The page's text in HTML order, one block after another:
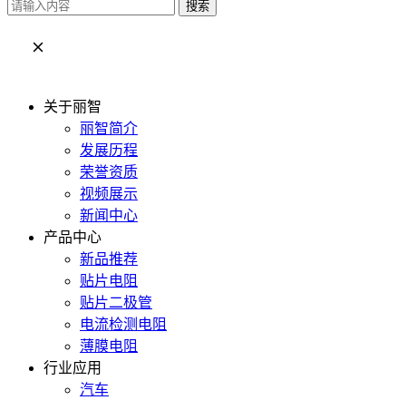
搜索
关于丽智
丽智简介
发展历程
荣誉资质
视频展示
新闻中心
产品中心
新品推荐
贴片电阻
贴片二极管
电流检测电阻
薄膜电阻
行业应用
汽车